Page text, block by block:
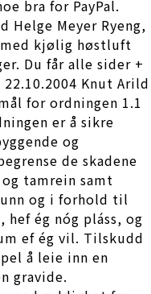
bra for PayPal.
Helge Meyer Ryeng,
med kjølig høstluft
Du får alle sider +
Knut Arild
for ordningen 1.1
er å sikre
og
de skadene
tamrein samt
og i forhold til
hef ég nóg pláss, og
ef ég vil. Tilskudd
å leie inn en
gravide.